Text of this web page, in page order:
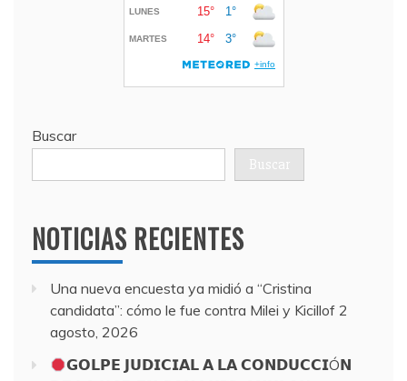
Buscar
Buscar
NOTICIAS RECIENTES
Una nueva encuesta ya midió a “Cristina
candidata”: cómo le fue contra Milei y Kicillof 2
agosto, 2026
𝗚𝗢𝗟𝗣𝗘 𝗝𝗨𝗗𝗜𝗖𝗜𝗔𝗟 𝗔 𝗟𝗔 𝗖𝗢𝗡𝗗𝗨𝗖𝗖𝗜Ó𝗡